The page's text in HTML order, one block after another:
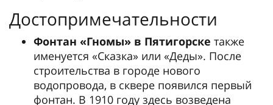
Достопримечательности
Фонтан «Гномы» в Пятигорске также
именуется «Сказка» или «Деды». После
строительства в городе нового
водопровода, в сквере появился первый
фонтан. В 1910 году здесь возведена